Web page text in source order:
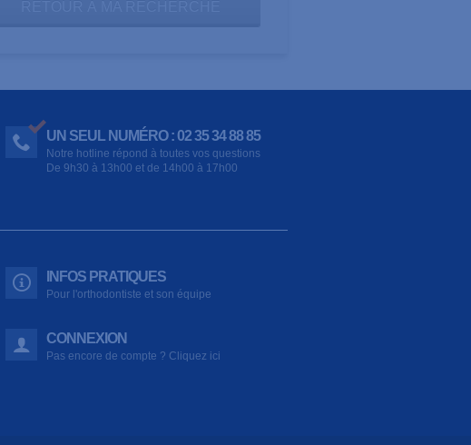
UN SEUL NUMÉRO : 02 35 34 88 85
Notre hotline répond à toutes vos questions
De 9h30 à 13h00 et de 14h00 à 17h00
INFOS PRATIQUES
Pour l'orthodontiste et son équipe
CONNEXION
Pas encore de compte ? Cliquez ici